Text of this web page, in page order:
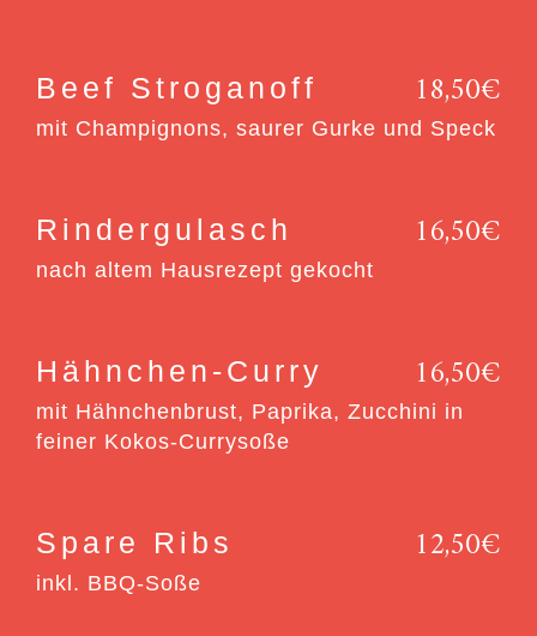
Beef Stroganoff 18,50€
mit Champignons, saurer Gurke und Speck
Rindergulasch 16,50€
nach altem Hausrezept gekocht
Hähnchen-Curry 16,50€
mit Hähnchenbrust, Paprika, Zucchini in
feiner Kokos-Currysoße
Spare Ribs 12,50€
inkl. BBQ-Soße